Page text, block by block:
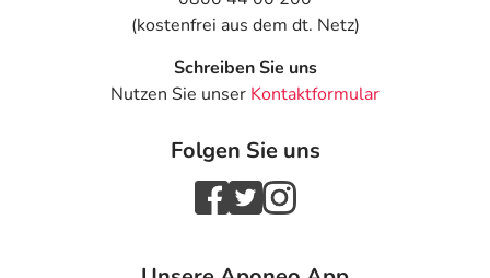
(kostenfrei aus dem dt. Netz)
Schreiben Sie uns
Nutzen Sie unser Kontaktformular
Folgen Sie uns